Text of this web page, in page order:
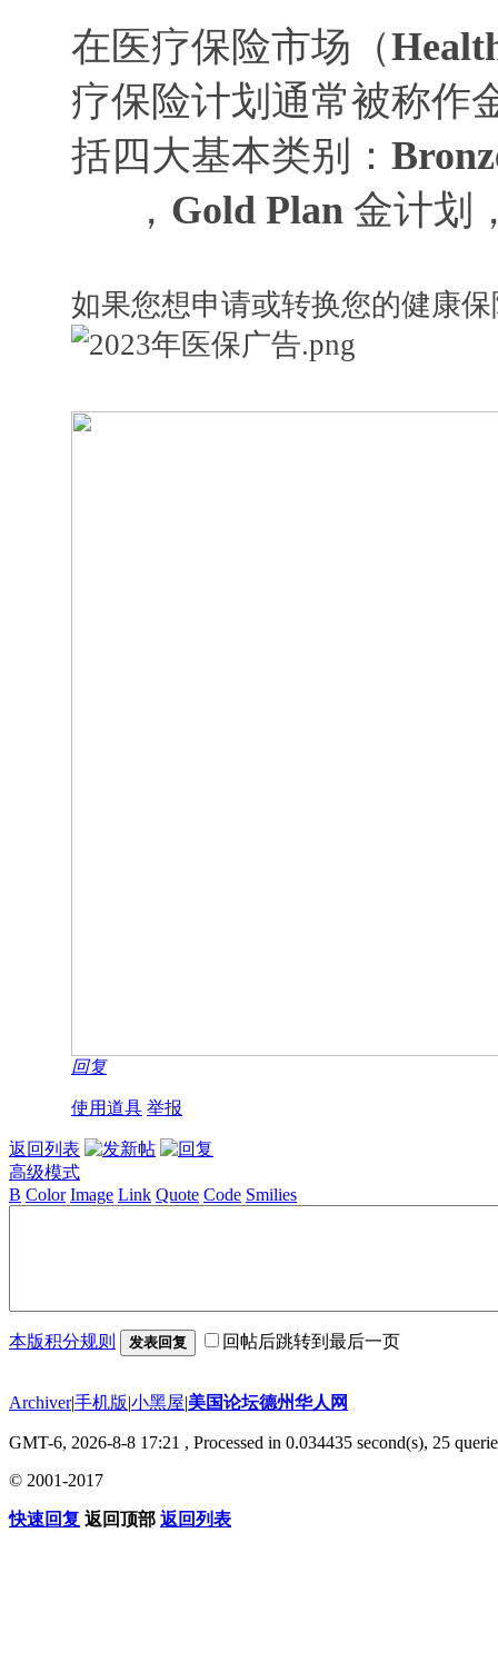
在医疗保险市场（
疗保险计划通常被称作
括四大基本类别：
， Gold Plan 金计划
如果您想申请或转换您的健康
回复
使用道具 举报
返回列表
高级模式
B Color Image Link Quote Code Smilies
本版积分规则 发表回复 回帖后跳转到最后一页
Archiver|手机版|小黑屋|美国论坛德州华人网
GMT-6, 2026-8-8 17:21 , Processed in 0.034435 second(s), 25
© 2001-2017
快速回复 返回顶部 返回列表